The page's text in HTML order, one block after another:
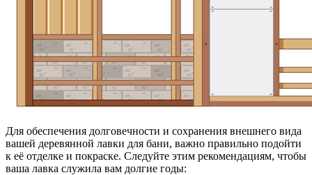
Для обеспечения долговечности и сохранения внешнего вида
вашей деревянной лавки для бани, важно правильно подойти
к её отделке и покраске. Следуйте этим рекомендациям, чтобы
ваша лавка служила вам долгие годы: